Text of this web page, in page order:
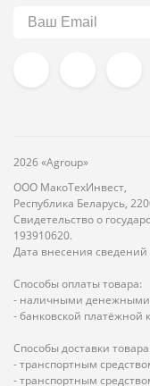
2026 «Agroup»
ООО МакоТехИнвест,
Республика Беларусь,
Свидетельство о
193910620.
Дата внесения
Способы оплаты товара:
- наличными денежными
- банковской платёжной
Способы доставки товара:
- транспортным
- транспортным